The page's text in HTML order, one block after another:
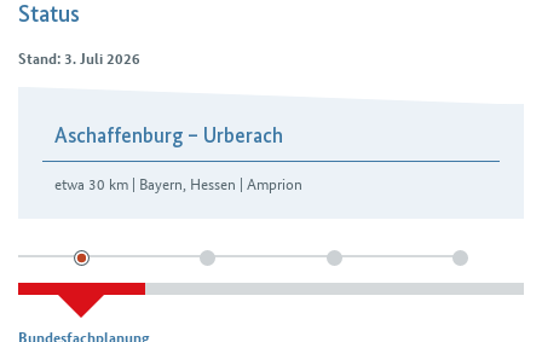
Status
Stand: 3. Juli 2026
Aschaffenburg – Urberach
etwa 30 km | Bayern, Hessen | Amprion
Bundesfachplanung